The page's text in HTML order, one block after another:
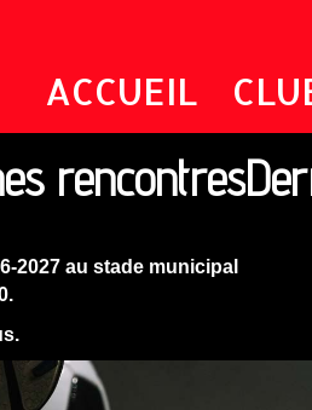
ACCUEIL
rencontres
2027 au stade municipal